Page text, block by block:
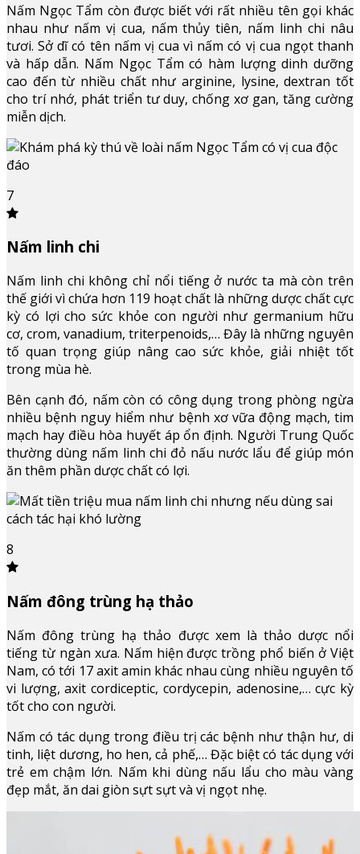
Nấm Ngọc Tẩm còn được biết với rất nhiều tên gọi khác
nhau như nấm vị cua, nấm thủy tiên, nấm linh chi nâu
tươi. Sở dĩ có tên nấm vị cua vì nấm có vị cua ngọt thanh
và hấp dẫn. Nấm Ngọc Tẩm có hàm lượng dinh dưỡng
cao đến từ nhiều chất như arginine, lysine, dextran tốt
cho trí nhớ, phát triển tư duy, chống xơ gan, tăng cường
miễn dịch.
7
Nấm linh chi
Nấm linh chi không chỉ nổi tiếng ở nước ta mà còn trên
thế giới vì chứa hơn 119 hoạt chất là những dược chất cực
kỳ có lợi cho sức khỏe con người như germanium hữu
cơ, crom, vanadium, triterpenoids,… Đây là những nguyên
tố quan trọng giúp nâng cao sức khỏe, giải nhiệt tốt
trong mùa hè.
Bên cạnh đó, nấm còn có công dụng trong phòng ngừa
nhiều bệnh nguy hiểm như bệnh xơ vữa động mạch, tim
mạch hay điều hòa huyết áp ổn định. Người Trung Quốc
thường dùng nấm linh chi đỏ nấu nước lẩu để giúp món
ăn thêm phần dược chất có lợi.
8
Nấm đông trùng hạ thảo
Nấm đông trùng hạ thảo được xem là thảo dược nổi
tiếng từ ngàn xưa. Nấm hiện được trồng phổ biến ở Việt
Nam, có tới 17 axit amin khác nhau cùng nhiều nguyên tố
vi lượng, axit cordiceptic, cordycepin, adenosine,… cực kỳ
tốt cho con người.
Nấm có tác dụng trong điều trị các bệnh như thận hư, di
tinh, liệt dương, ho hen, cả phế,… Đặc biệt có tác dụng với
trẻ em chậm lớn. Nấm khi dùng nấu lẩu cho màu vàng
đẹp mắt, ăn dai giòn sựt sựt và vị ngọt nhẹ.